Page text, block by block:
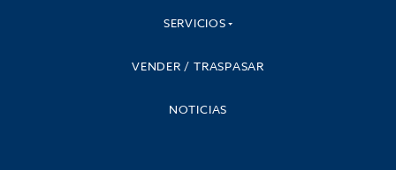
SERVICIOS
VENDER / TRASPASAR
NOTICIAS